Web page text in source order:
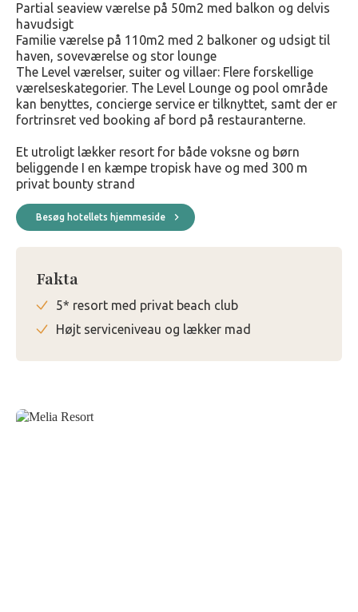
Partial seaview værelse på 50m2 med balkon og delvis
havudsigt
Familie værelse på 110m2 med 2 balkoner og udsigt til
haven, soveværelse og stor lounge
The Level værelser, suiter og villaer: Flere forskellige
værelseskategorier. The Level Lounge og pool område
kan benyttes, concierge service er tilknyttet, samt der er
fortrinsret ved booking af bord på restauranterne.
Et utroligt lækker resort for både voksne og børn
beliggende I en kæmpe tropisk have og med 300 m
privat bounty strand
Besøg hotellets hjemmeside
Fakta
5* resort med privat beach club
Højt serviceniveau og lækker mad